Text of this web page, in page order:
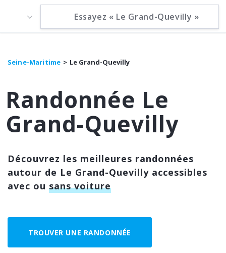
Seine-Maritime Le Grand-Quevilly
Randonnée Le
Grand-Quevilly
Découvrez les meilleures randonnées
autour de Le Grand-Quevilly accessibles
avec ou sans voiture
TROUVER UNE RANDONNÉE